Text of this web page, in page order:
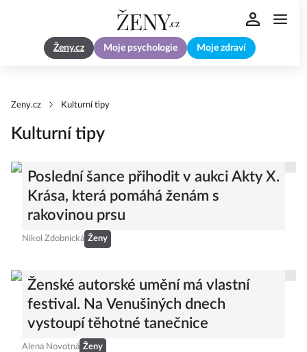
Ženy.cz Moje psychologie Moje zdraví
Zeny.cz Kulturní tipy
Kulturní tipy
Poslední šance přihodit v aukci Akty X.
Krása, která pomáhá ženám s
rakovinou prsu
Nikol Zdobnická Ženy
Ženské autorské umění má vlastní
festival. Na Venušiných dnech
vystoupí těhotné tanečnice
Alena Novotná Ženy